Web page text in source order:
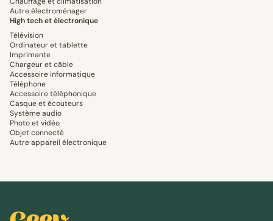
Autre électroménager
High tech et électronique
Télévision
Ordinateur et tablette
Imprimante
Chargeur et câble
Accessoire informatique
Téléphone
Accessoire téléphonique
Casque et écouteurs
Système audio
Photo et vidéo
Objet connecté
Autre appareil électronique